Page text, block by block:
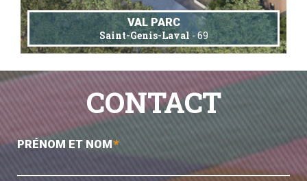
VAL PARC
Saint-Genis-Laval- 69
CONTACT
PRÉNOM ET NOM*